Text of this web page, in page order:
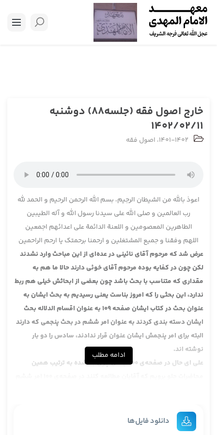
خارج اصول فقه (جلسه88) دوشنبه
1402/02/11
1401-1402، اصول فقه
اعوذ بالله من الشیطان الرجیم، بسم الله الرحمن الرحیم و الحمد لله
رب العالمین و صلی الله علی سیدنا رسول الله و آله الطیبین
الطاهرین المعصومین و اللعنة الدائمة علی اعدائهم اجمعین
اللهم وفقنا و جمیع المشتغلین و ارحمنا برحمتک یا ارحم الراحمین
عرض شد که مرحوم آقای نائینی در عده‌ای از این مباحث وارد نشدند
لکن چون در کفایه بوده مرحوم آقای خوئی دارند حالا ما هم به
مقداری که متناسب با بحث باشد چون بعضی از ابحاثش خیلی هم ربط
ندارد، این بحثی را که امروز بناست یعنی رسیدیم به بحث ایشان به
عنوان بحث در کتاب ایشان صفحه 109 به عنوان اقسام الدلاله بحث
ایشان دسته بندی کردند به عنوان امر ششم در بحث پنجمی که دارند
البته برای امر پنجمش ایشان عنوان قرار ندادند، سادس را دو بار
نوشته اند.
علی ای حال در صفحه‌ی 100 ایشان چون بنا شده به ترتیب همین
به هر حال ایشان مطلبی را از صاحب کفایه نقل می‌کنند که در بحث
اطلاق لفظ و اراده‌ی نوع یا اراده‌ی صنف یا اراده‌ی شخص این را ایشان
ادامه مطلب
دانلود فایل‌ها